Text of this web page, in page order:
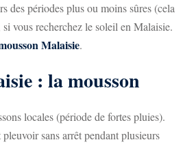
des périodes plus ou moins sûres (cela
vous recherchez le soleil en Malaisie.
Malaisie.
: la mousson
locales (période de fortes pluies).
sans arrêt pendant plusieurs